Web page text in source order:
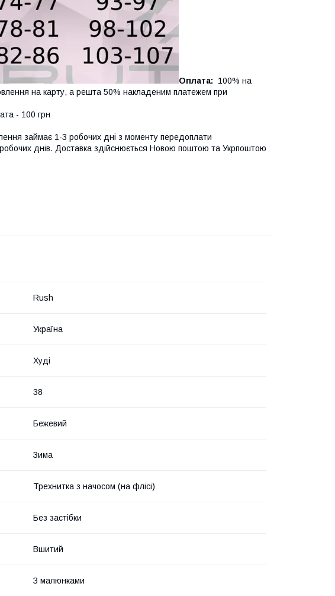
Оплата: 100% на
на карту, а решта 50% накладеним платежем при
- 100 грн
займає 1-3 робочих дні з моменту передоплати
днів. Доставка здійснюється Новою поштою та Укрпоштою
Rush
Україна
Худі
38
Бежевий
Зима
Трехнитка з начосом (на флісі)
Без застібки
Вшитий
З малюнками